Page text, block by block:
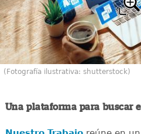
(Fotografía ilustrativa: shutterstock)
Una plataforma para buscar